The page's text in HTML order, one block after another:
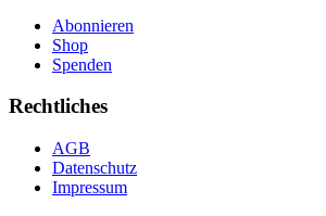
Abonnieren
Shop
Spenden
Rechtliches
AGB
Datenschutz
Impressum